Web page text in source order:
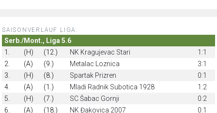
SAISONVERLAUF LIGA:
Serb./Mont., Liga 5.6
1.
(H) (12.) NK Kragujevac Stari
1:1
2.
(A) (9.) Metalac Loznica
3:1
3.
(H) (8.) Spartak Prizren
0:1
4.
(A) (1.) Mladi Radnik Subotica 1928
1:2
5.
(H) (7.) SC Šabac Gornji
0:2
6.
(A) (18.) NK Đakovica 2007
0:1